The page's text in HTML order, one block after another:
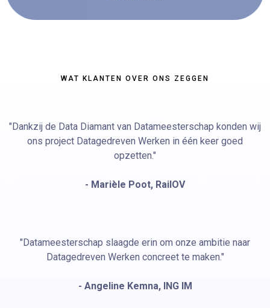
WAT KLANTEN OVER ONS ZEGGEN
"Dankzij de Data Diamant van Datameesterschap konden wij
ons project Datagedreven Werken in één keer goed
opzetten."
- Marièle Poot, RailOV
"Datameesterschap slaagde erin om onze ambitie naar
Datagedreven Werken concreet te maken."
- Angeline Kemna, ING IM